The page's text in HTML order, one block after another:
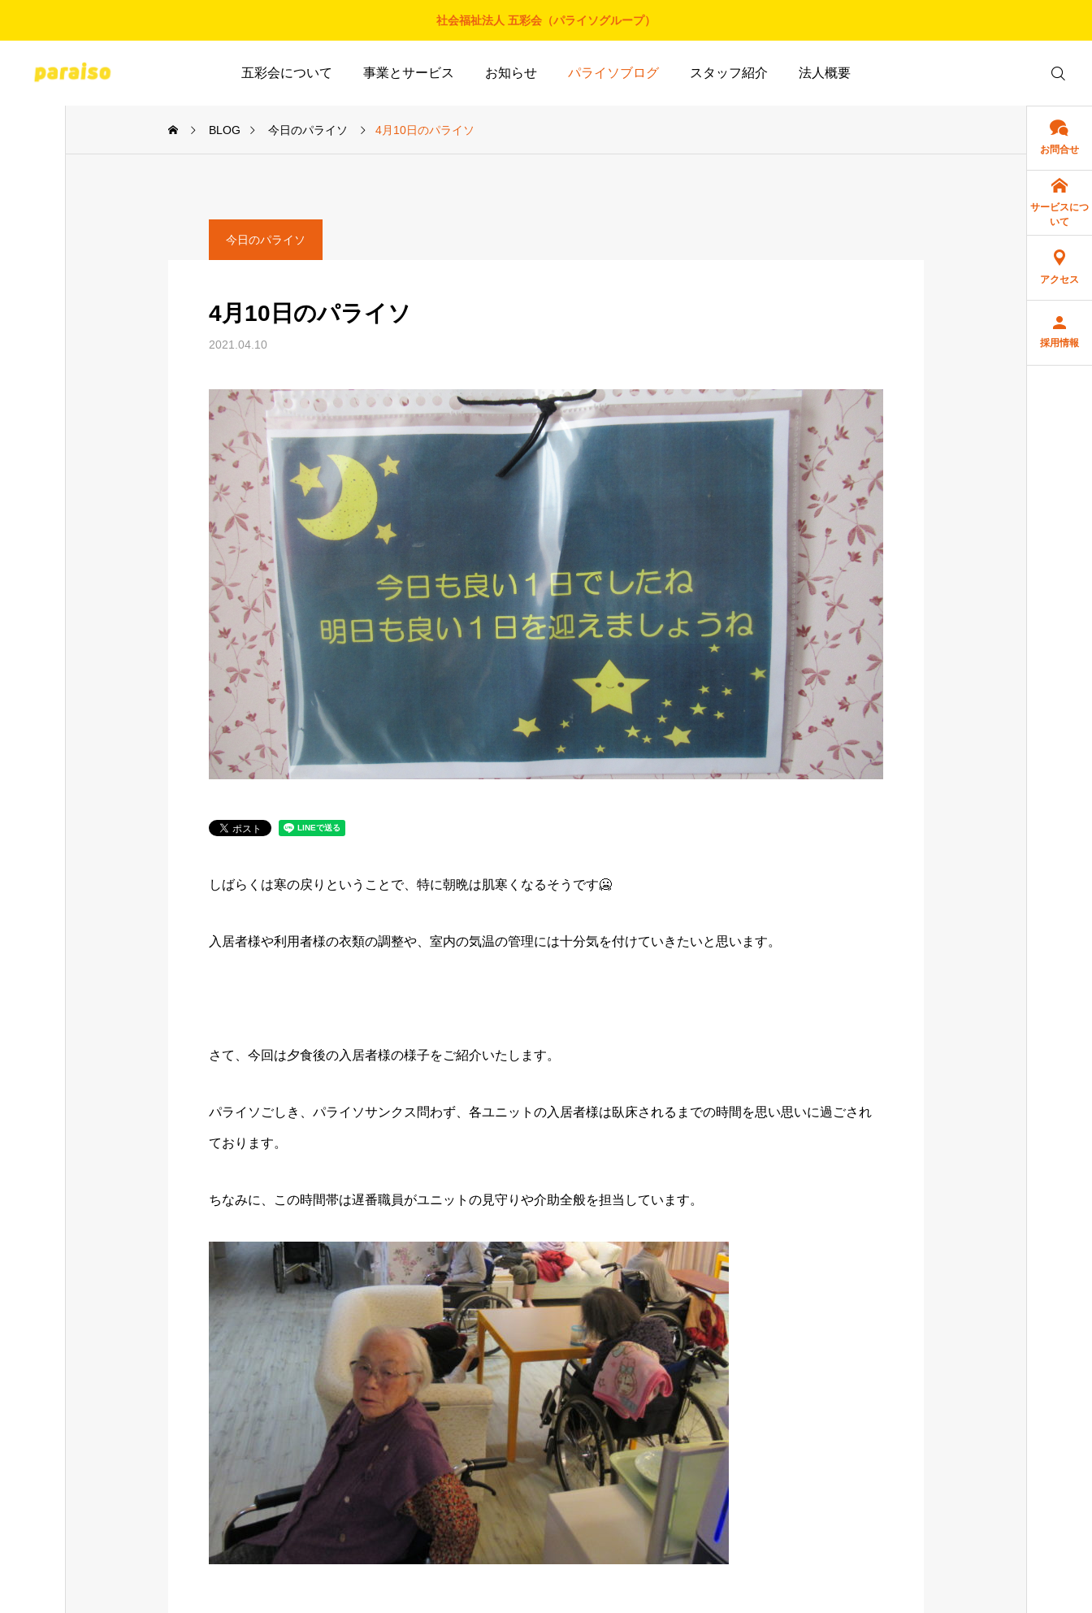
社会福祉法人 五彩会（パライソグループ）
五彩会について 事業とサービス お知らせ パライソブログ スタッフ紹介 法人概要
お問合せ
サービスにつ
いて
アクセス
採用情報
BLOG 今日のパライソ 4月10日のパライソ
今日のパライソ
4月10日のパライソ
2021.04.10
しばらくは寒の戻りということで、特に朝晩は肌寒くなるそうです🥶
入居者様や利用者様の衣類の調整や、室内の気温の管理には十分気を付けていきたいと思います。
さて、今回は夕食後の入居者様の様子をご紹介いたします。
パライソごしき、パライソサンクス問わず、各ユニットの入居者様は臥床されるまでの時間を思い思いに過ごされ
ております。
ちなみに、この時間帯は遅番職員がユニットの見守りや介助全般を担当しています。